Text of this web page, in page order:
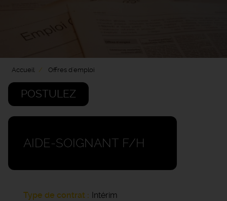
Accueil Offres d'emploi
POSTULEZ
AIDE-SOIGNANT F/H
Type de contrat
Intérim